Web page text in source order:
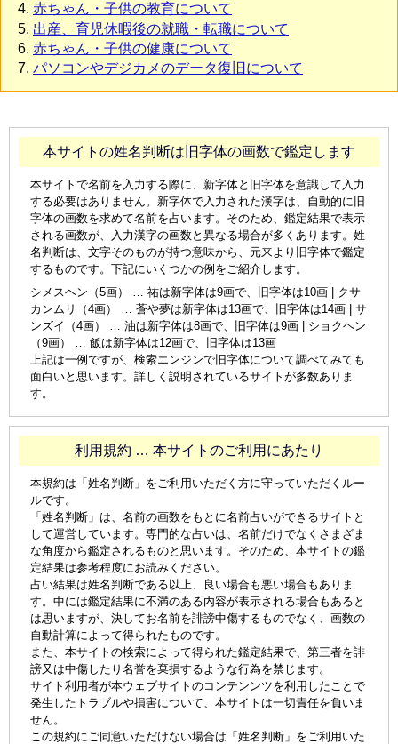
赤ちゃん・子供の教育について
出産、育児休暇後の就職・転職について
赤ちゃん・子供の健康について
パソコンやデジカメのデータ復旧について
本サイトの姓名判断は旧字体の画数で鑑定します
本サイトで名前を入力する際に、新字体と旧字体を意識して入力
する必要はありません。新字体で入力された漢字は、自動的に旧
字体の画数を求めて名前を占います。そのため、鑑定結果で表示
される画数が、入力漢字の画数と異なる場合が多くあります。姓
名判断は、文字そのものが持つ意味から、元来より旧字体で鑑定
するものです。下記にいくつかの例をご紹介します。
シメスヘン（5画） … 祐は新字体は9画で、旧字体は10画 | クサ
カンムリ（4画） … 蒼や夢は新字体は13画で、旧字体は14画 | サ
ンズイ（4画） … 油は新字体は8画で、旧字体は9画 | ショクヘン
（9画） … 飯は新字体は12画で、旧字体は13画
上記は一例ですが、検索エンジンで旧字体について調べてみても
面白いと思います。詳しく説明されているサイトが多数ありま
す。
利用規約 … 本サイトのご利用にあたり
本規約は「姓名判断」をご利用いただく方に守っていただくルー
ルです。
「姓名判断」は、名前の画数をもとに名前占いができるサイトと
して運営しています。専門的な占いは、名前だけでなくさまざま
な角度から鑑定されるものと思います。そのため、本サイトの鑑
定結果は参考程度にお読みください。
占い結果は姓名判断である以上、良い場合も悪い場合もありま
す。中には鑑定結果に不満のある内容が表示される場合もあると
は思いますが、決してお名前を誹謗中傷するものでなく、画数の
自動計算によって得られたものです。
また、本サイトの検索によって得られた鑑定結果で、第三者を誹
謗又は中傷したり名誉を棄損するような行為を禁じます。
サイト利用者が本ウェブサイトのコンテンンツを利用したことで
発生したトラブルや損害について、本サイトは一切責任を負いま
せん。
この規約にご同意いただけない場合は「姓名判断」をご利用いた